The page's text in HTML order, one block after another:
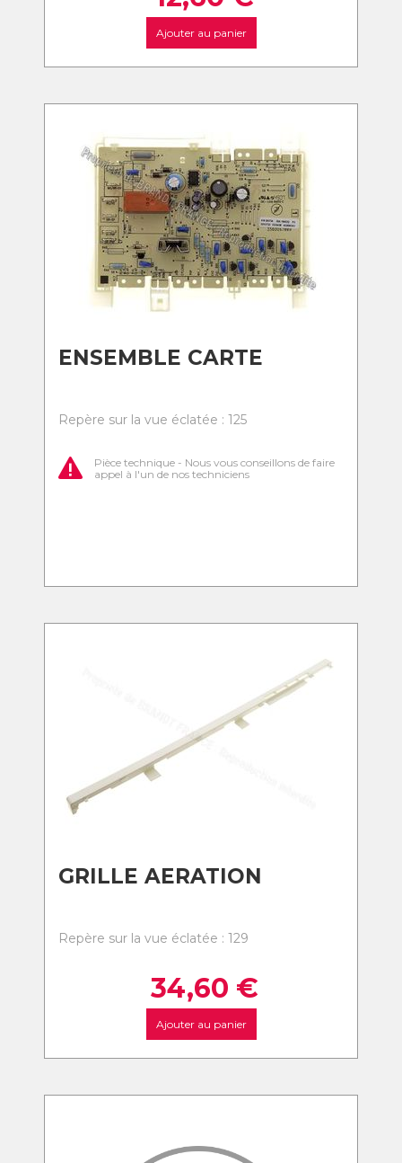
Ajouter au panier
ENSEMBLE CARTE
Repère sur la vue éclatée : 125
Pièce technique - Nous vous conseillons de faire
appel à l'un de nos techniciens
GRILLE AERATION
Repère sur la vue éclatée : 129
34,60 €
Ajouter au panier